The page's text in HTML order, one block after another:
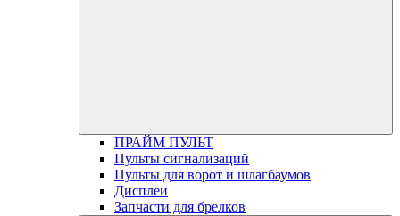
ПРАЙМ ПУЛЬТ
Пульты сигнализаций
Пульты для ворот и шлагбаумов
Дисплеи
Запчасти для брелков